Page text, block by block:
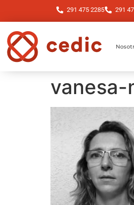
291 475 2285 291
vanesa-